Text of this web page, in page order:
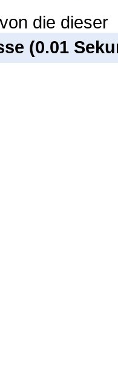
die dieser
(0.01